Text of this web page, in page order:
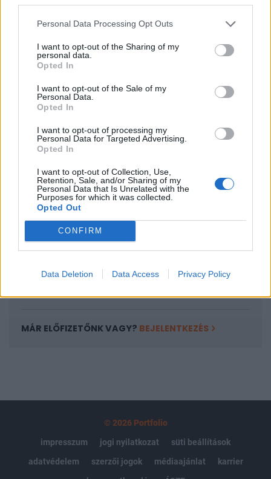
Personal Data Processing Opt Outs
I want to opt-out of the Sharing of my
personal data.
Opted In
I want to opt-out of the Sale of my
Personal Data.
Opted In
I want to opt-out of processing my
Personal Data for Targeted Advertising.
Opted In
I want to opt-out of Collection, Use,
Retention, Sale, and/or Sharing of my
Personal Data that Is Unrelated with the
Purposes for which it was collected.
Opted Out
CONFIRM
Data Deletion Data Access Privacy Policy
Tragikus incidens történt egy prágai egyetemen, amelynek
következtében legalább 15-en meghaltak és sokan
incidensben részt vevő lövöldözőt a rendőrség csütörtöki
közlése szerint semlegesítették. A számok még
pedig közepesen súlyos - áll a prágai mentőszolgálat...
KEDVES OLVASÓNK!
A keresett cikk a portfolio.hu hírarchívumához
tartozik, melynek olvasása előfizetéses
regisztrációhoz kötött.
Az előfizetés a következőket tartalmazza:
Portfolio.hu teljes cikkarchívum
Kötéslisták: BÉT elmúlt 2 év napon belüli
kötéslistái
MÁR ELŐFIZETŐNK VAGY? BEJELENTKEZÉS
© 2026 Portfolio
impresszum
jogi nyilatkozat
süti beállítások
adatvédelem
szerzői jogok médiaajánlat
karrier